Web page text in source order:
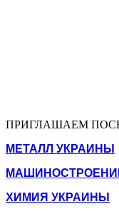
ПРИГЛАШАЕМ
МЕТАЛЛ УКРАИНЫ
ХИМИЯ УКРАИНЫ